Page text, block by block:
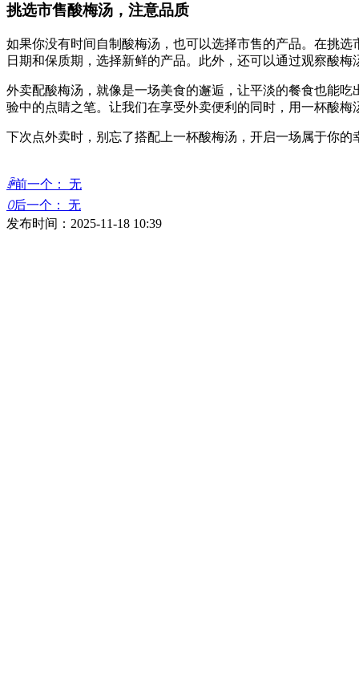
挑选市售酸梅汤，注意品质
如果你没有时间自制酸梅汤，也可以选择市售的产品。在挑
日期和保质期，选择新鲜的产品。此外，还可以通过观察酸
外卖配酸梅汤，就像是一场美食的邂逅，让平淡的餐食也能
验中的点睛之笔。让我们在享受外卖便利的同时，用一杯酸
下次点外卖时，别忘了搭配上一杯酸梅汤，开启一场属于你的
ꄴ前一个：
无
ꄲ后一个：
无
发布时间： 2025-11-18 10:39